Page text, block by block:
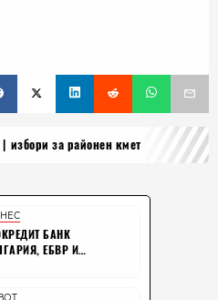
избори за районен кмет